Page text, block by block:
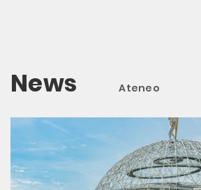
News Ateneo